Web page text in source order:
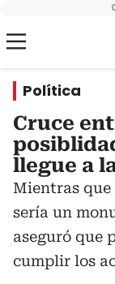
Política
Cruce
llegue a
Mientras que
sería un
aseguró que
cumplir los